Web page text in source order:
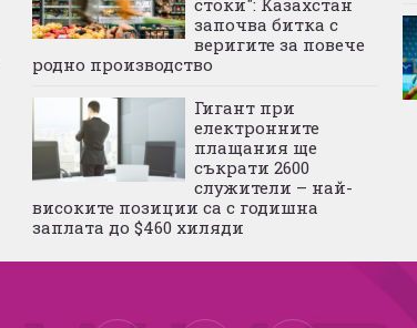
започва битка с
веригите за повече
родно производство
Гигант при
електронните
плащания ще
съкрати 2600
служители – най-
високите позиции са с годишна
заплата до $460 хиляди